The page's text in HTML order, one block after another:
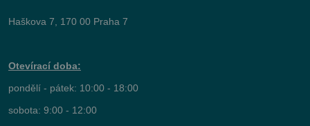
Haškova 7, 170 00 Praha 7
Otevírací doba:
pondělí - pátek: 10:00 - 18:00
sobota: 9:00 - 12:00